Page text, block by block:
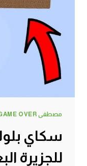
مصطفى GAME OVER
للجزيرة